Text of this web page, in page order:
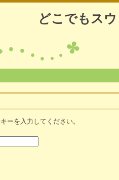
どこでもス
ーを入力してください。